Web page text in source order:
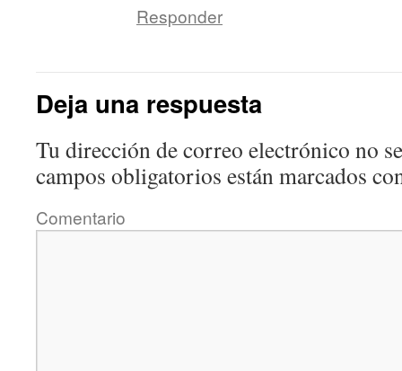
Responder
Deja una respuesta
Tu dirección de correo electrónico no
campos obligatorios están marcados
Comentario